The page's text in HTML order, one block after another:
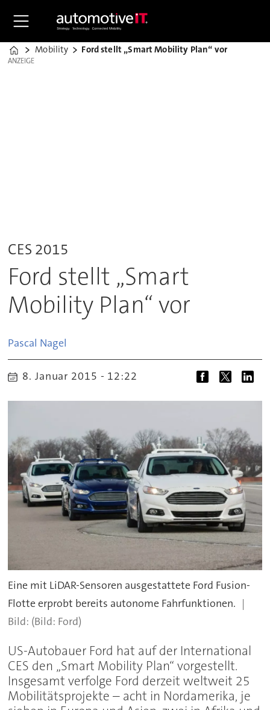
Home
Mobility Ford stellt „Smart Mobility Plan“ vor
ANZEIGE
ANZEIGE
CES 2015
Ford stellt „Smart
Mobility Plan“ vor
Pascal Nagel
8. Januar 2015 - 12:22
Eine mit LiDAR-Sensoren ausgestattete Ford Fusion-
Flotte erprobt bereits autonome Fahrfunktionen.
(Bild: Ford)
US-Autobauer Ford hat auf der International
CES den „Smart Mobility Plan“ vorgestellt.
Insgesamt verfolge Ford derzeit weltweit 25
Mobilitätsprojekte – acht in Nordamerika, je